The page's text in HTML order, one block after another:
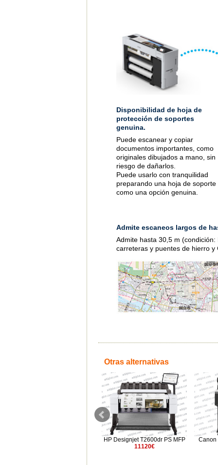
Disponibilidad de hoja de
protección de soportes
genuina.
Puede escanear y copiar
documentos importantes, como
originales dibujados a mano, sin
riesgo de dañarlos.
Puede usarlo con tranquilidad
preparando una hoja de soporte
como una opción genuina.
Admite escaneos largos de
Admite hasta 30,5 m
carreteras y puentes de hierro y
Otras alternativas
Canon imagePROGRAF TM-
HP Designjet T2600dr PS MFP
11120€
Canon